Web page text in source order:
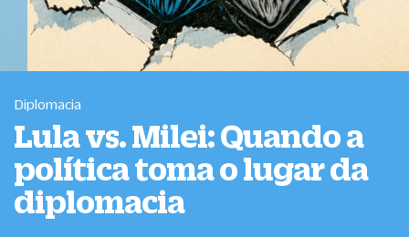
Diplomacia
Lula vs. Milei: Quando a
política toma o lugar da
diplomacia